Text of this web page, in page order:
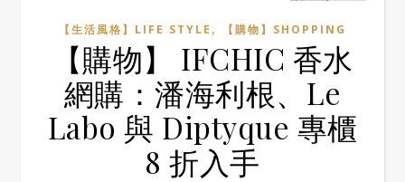
【生活風格】LIFE STYLE , 【購物】SHOPPING
【購物】 IFCHIC 香水
網購：潘海利根、Le
Labo 與 Diptyque 專櫃
8 折入手